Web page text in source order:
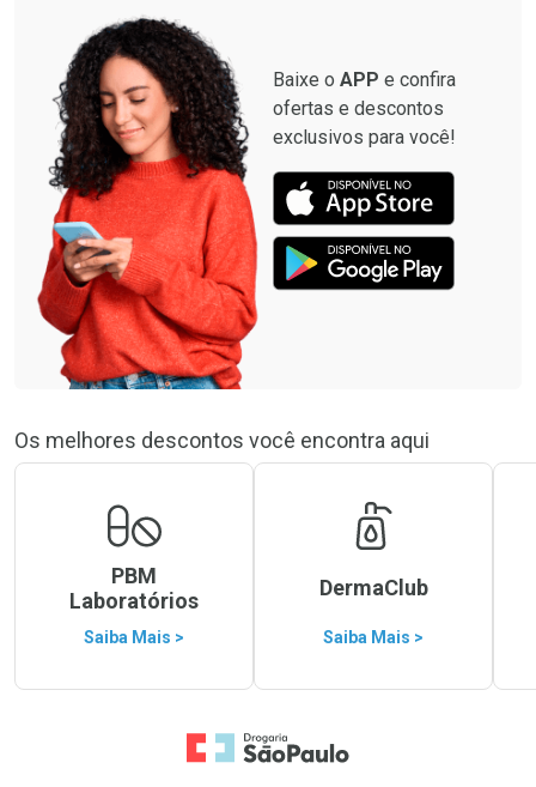
Baixe o APP e confira
ofertas e descontos
exclusivos para você!
Os melhores descontos você encontra aqui
PBM
Laboratórios
Saiba Mais >
DermaClub
Saiba Mais >
Ir para a Home